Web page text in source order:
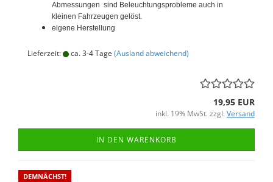
Abmessungen sind Beleuchtungsprobleme auch in
kleinen Fahrzeugen gelöst.
eigene Herstellung
Lieferzeit: ca. 3-4 Tage (Ausland abweichend)
19,95 EUR
inkl. 19% MwSt. zzgl. Versand
IN DEN WARENKORB
DEMNÄCHST!